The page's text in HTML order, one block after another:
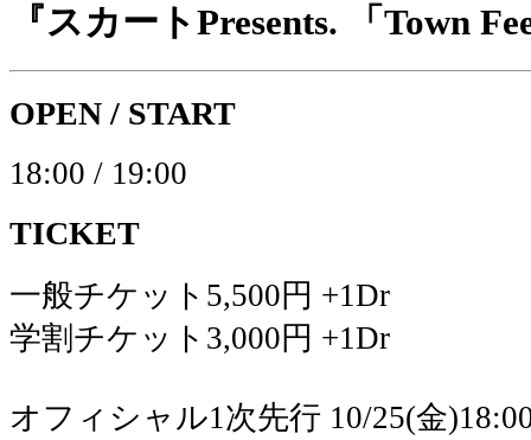
『スカートPresents. 「Town
OPEN / START
18:00 / 19:00
TICKET
一般チケット5,500円 +1Dr
学割チケット3,000円 +1Dr
オフィシャル1次先行 10/25(金